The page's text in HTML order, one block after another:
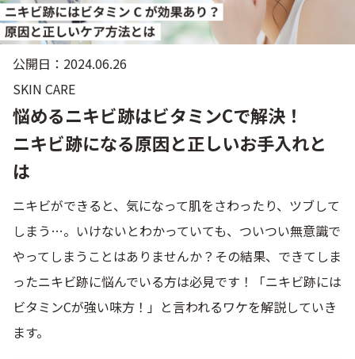
乳液 美容液
ゲル
UVケア マスク
VC100ライン
エンリッチリフトライン
エンリッチ メディカリフトライン
センシティブライン
モイスチャーライン
ブライトニングライン
公開日：2024.06.26
SKIN CARE
悩めるニキビ跡はビタミンCで解決！
ニキビ跡になる原因と正しいお手入れと
は
ニキビができると、気になって肌をさわったり、ツブして
しまう…。いけないとわかっていても、ついつい無意識で
やってしまうことはありませんか？その結果、できてしま
ったニキビ跡に悩んでいる方は必見です！「ニキビ跡には
ビタミンCが強い味方！」と言われるワケを解説していき
ます。